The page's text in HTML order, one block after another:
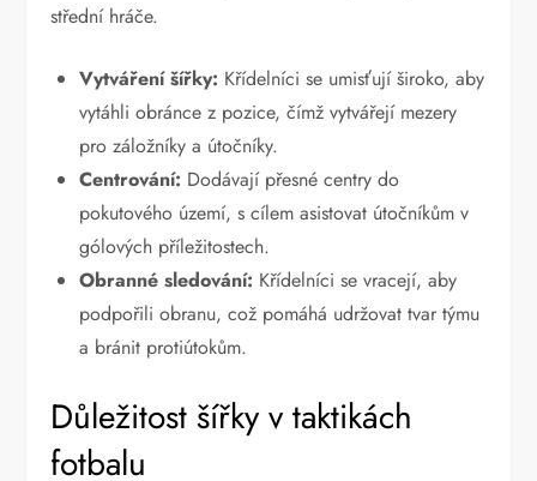
střední hráče.
Vytváření šířky: Křídelníci se umisťují široko, aby
vytáhli obránce z pozice, čímž vytvářejí mezery
pro záložníky a útočníky.
Centrování: Dodávají přesné centry do
pokutového území, s cílem asistovat útočníkům v
gólových příležitostech.
Obranné sledování: Křídelníci se vracejí, aby
podpořili obranu, což pomáhá udržovat tvar týmu
a bránit protiútokům.
Důležitost šířky v taktikách
fotbalu